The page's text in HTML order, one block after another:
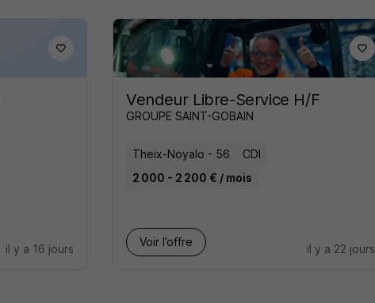
il y a 16 jours
Vendeur Libre-Service H/F
GROUPE SAINT-GOBAIN
Theix-Noyalo - 56
CDI
2 000 - 2 200 € / mois
Voir l’offre
il y a 22 jours